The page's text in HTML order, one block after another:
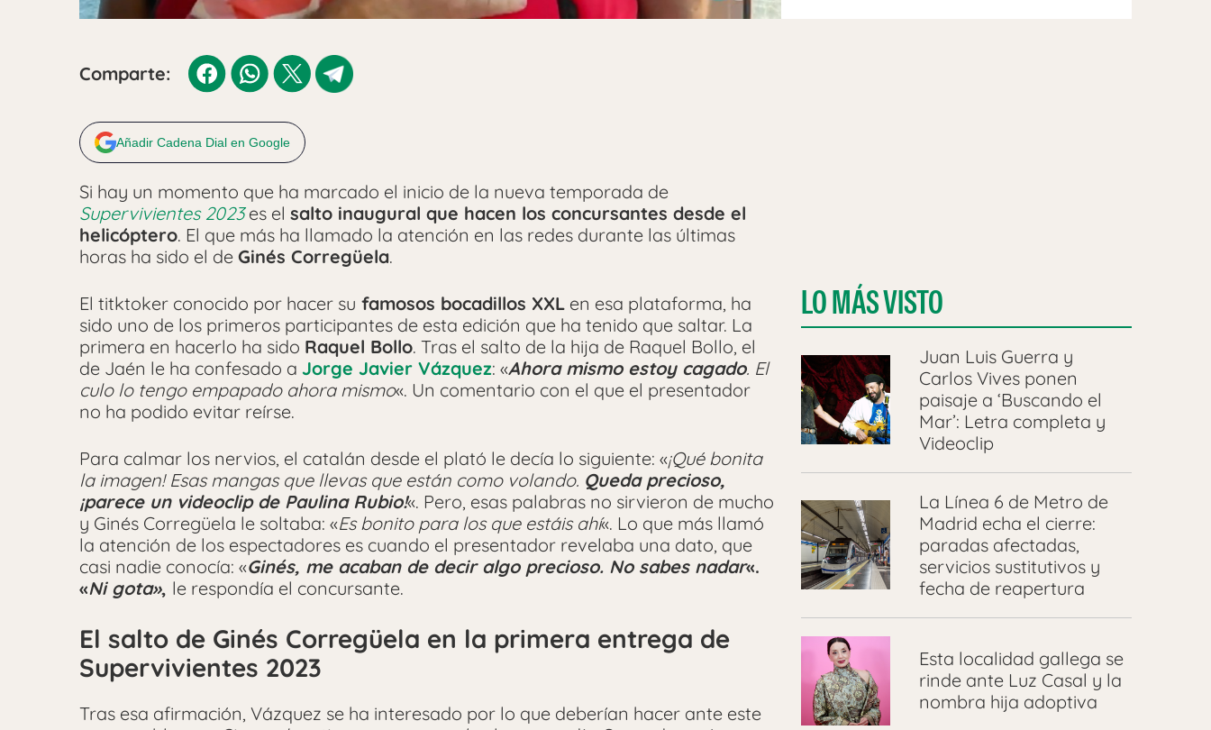
Comparte:
Añadir Cadena Dial en Google
Si hay un momento que ha marcado el inicio de la nueva temporada de
Supervivientes 2023es el salto inaugural que hacen los concursantes desde el
helicóptero. El que más ha llamado la atención en las redes durante las últimas
horas ha sido el de Ginés Corregüela.
El titktoker conocido por hacer su famosos bocadillos XXL en esa plataforma, ha
sido uno de los primeros participantes de esta edición que ha tenido que saltar. La
primera en hacerlo ha sido Raquel Bollo. Tras el salto de la hija de Raquel Bollo, el
de Jaén le ha confesado a Jorge Javier Vázquez: «Ahora mismo estoy cagado. El
culo lo tengo empapado ahora mismo«. Un comentario con el que el presentador
no ha podido evitar reírse.
Para calmar los nervios, el catalán desde el plató le decía lo siguiente: «¡Qué bonita
la imagen! Esas mangas que llevas que están como volando. Queda precioso,
¡parece un videoclip de Paulina Rubio!«. Pero, esas palabras no sirvieron de mucho
y Ginés Corregüela le soltaba: «Es bonito para los que estáis ahí«. Lo que más llamó
la atención de los espectadores es cuando el presentador revelaba una dato, que
casi nadie conocía: «Ginés, me acaban de decir algo precioso. No sabes nadar«.
«Ni gota», le respondía el concursante.
El salto de Ginés Corregüela en la primera entrega de
Supervivientes 2023
Tras esa afirmación, Vázquez se ha interesado por lo que deberían hacer ante este
LO MÁS VISTO
Juan Luis Guerra y
Carlos Vives ponen
paisaje a ‘Buscando el
Mar’: Letra completa y
Videoclip
La Línea 6 de Metro de
Madrid echa el cierre:
paradas afectadas,
servicios sustitutivos y
fecha de reapertura
Esta localidad gallega se
rinde ante Luz Casal y la
nombra hija adoptiva